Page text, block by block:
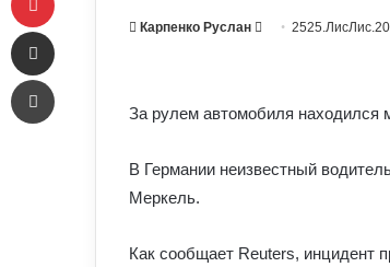
Карпенко Руслан
Send
За рулем автомобиля находился
В Германии неизвестный
Меркель.
Как сообщает Reuters, инцидент